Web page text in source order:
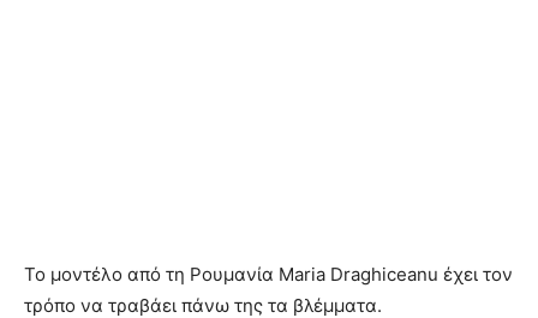
Το μοντέλο από τη Ρουμανία Maria Draghiceanu έχει τον
τρόπο να τραβάει πάνω της τα βλέμματα.